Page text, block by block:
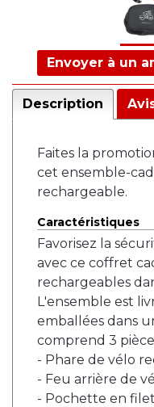
Envoyer à un
Description
Faites la
cet ensemble-
rechargeable.
Caractéristiques
Favorisez la
avec ce coffret
rechargeables
L'ensemble est
emballées dans
comprend 3
- Phare de vélo
- Feu arrière de
- Pochette en